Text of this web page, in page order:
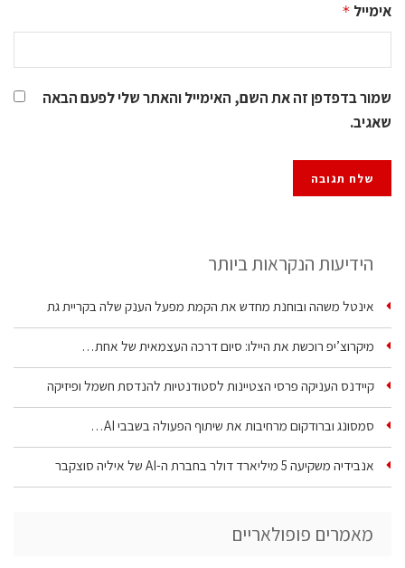
אימייל *
שמור בדפדפן זה את השם, האימייל והאתר שלי לפעם הבאה
שאגיב.
הידיעות הנקראות ביותר
אינטל משהה ובוחנת מחדש את הקמת מפעל הענק שלה בקריית גת
מיקרוצ’יפ רוכשת את היילו: סיום דרכה העצמאית של אחת…
קיידנס העניקה פרסי הצטיינות לסטודנטיות להנדסת חשמל ופיזיקה
סמסונג וברודקום מרחיבות את שיתוף הפעולה בשבבי AI…
אנבידיה משקיעה 5 מיליארד דולר בחברת ה-AI של איליה סוצקבר
מאמרים פופולאריים